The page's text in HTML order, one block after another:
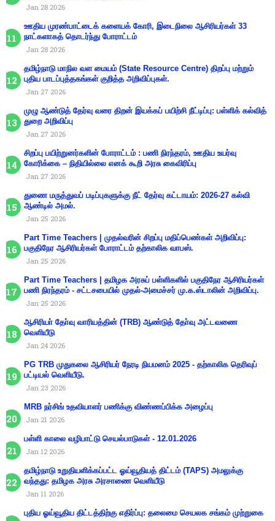
Jan 28 2026
ஊதிய முரண்பாட்டைக் களையக் கோரி, இடைநிலை ஆசிரியர்கள் 33
நாட்களாகத் தொடர்ந்து போராட்டம்
Jan 28 2026
தமிழ்நாடு மாநில வள மையம் (State Resource Centre) திறப்பு மற்றும்
புதிய பாடப்புத்தகங்கள் குறித்த அறிவிப்புகள்.
Jan 27 2026
முழு ஆண்டுத் தேர்வு வரை திறன் இயக்கப் பயிற்சி நீட்டிப்பு: பள்ளிக் கல்வித்
துறை அறிவிப்பு
Jan 27 2026
சிறப்பு பயிற்றுனர்களின் போராட்டம் : பணி நிரந்தரம், ஊதிய உயர்வு
கோரிக்கை – நிதியில்லை எனக் கூறி அரசு கைவிரிப்பு
Jan 27 2026
துணை மருத்துவப் படிப்புகளுக்கு நீட் தேர்வு கட்டாயம்: 2026-27 கல்வி
ஆண்டில் அமல்.
Jan 25 2026
Part Time Teachers | முதல்வரின் சிறப்பு மதிப்பெண்கள் அறிவிப்பு:
பகுதிநேர ஆசிரியர்கள் போராட்டம் தற்காலிக வாபஸ்.
Jan 25 2026
Part Time Teachers | தமிழக அரசுப் பள்ளிகளில் பகுதிநேர ஆசிரியர்கள்
பணி நிரந்தரம் - சட்டசபையில் முதல்-அமைச்சர் மு.க.ஸ்டாலின் அறிவிப்பு.
Jan 25 2026
ஆசிரியா் தோ்வு வாரியத்தின் (TRB) ஆண்டுத் தோ்வு அட்டவணை
வெளியீடு
Jan 24 2026
PG TRB முதுகலை ஆசிரியர் நேரடி நியமனம் 2025 - தற்காலிக தெரிவுப்
பட்டியல் வெளியீடு.
Jan 23 2026
MRB நர்சிங் உதவியாளர் பணிக்கு விண்ணப்பிக்க அழைப்பு
Jan 21 2026
பள்ளி காலை வழிபாட்டு செயல்பாடுகள் - 12.01.2026
Jan 12 2026
தமிழ்நாடு உறுதியளிக்கப்பட்ட ஓய்வூதியத் திட்டம் (TAPS) அமலுக்கு
வந்தது: தமிழக அரசு அரசாணை வெளியீடு
Jan 11 2026
புதிய ஓய்வூதிய திட்டத்திற்கு எதிர்ப்பு: தலைமை செயலக சங்கம் முற்றுகை